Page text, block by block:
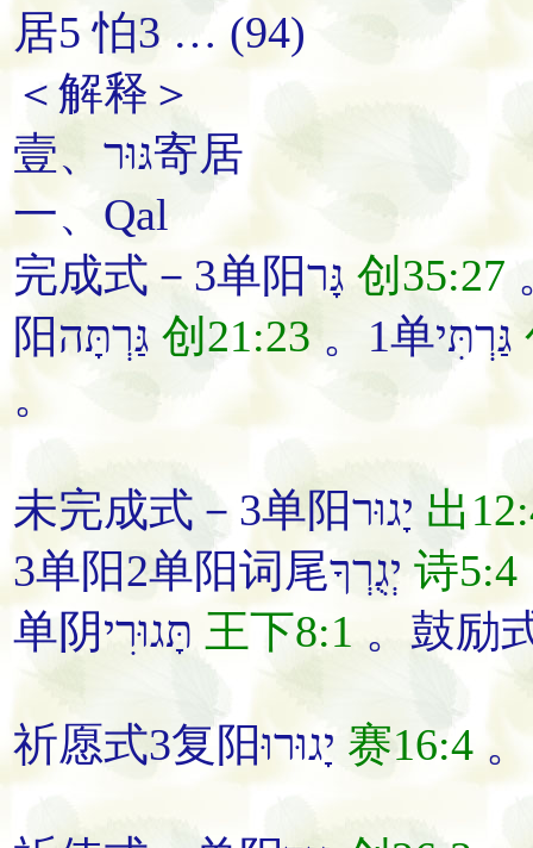
居5 怕3 … (94)
＜解释＞
壹、גּוּר寄居
一、Qal
创35:27
创21:23
。
出
诗5:4
王下8:1
赛16:4 。